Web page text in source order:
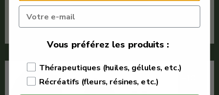
Vous préférez les produits :
Thérapeutiques (huiles, gélules, etc.)
Récréatifs (fleurs, résines, etc.)